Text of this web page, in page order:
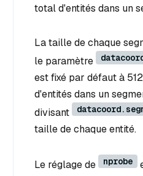
total d'entités dans un
La taille de chaque
le paramètre
est fixé par défaut à
d'entités dans un
divisant
taille de chaque entité.
Le réglage de nprobe